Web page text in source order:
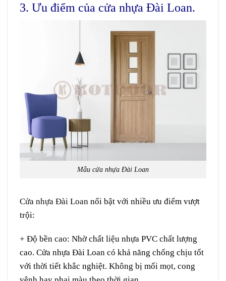
3. Ưu điểm của cửa nhựa Đài Loan.
Mẫu cửa nhựa Đài Loan
Cửa nhựa Đài Loan nổi bật với nhiều ưu điểm vượt
trội:
+ Độ bền cao: Nhờ chất liệu nhựa PVC chất lượng
cao. Cửa nhựa Đài Loan có khả năng chống chịu tốt
với thời tiết khắc nghiệt. Không bị mối mọt, cong